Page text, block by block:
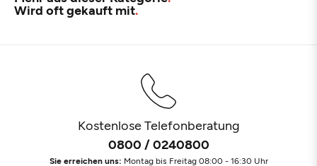
Wird oft gekauft mit
Kostenlose Telefonberatung
0800 / 0240800
Sie erreichen uns: Montag bis Freitag 08:00 - 16:30 Uhr